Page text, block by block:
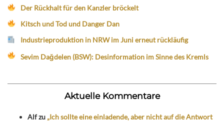
Der Rückhalt für den Kanzler bröckelt
Kitsch und Tod und Danger Dan
Industrieproduktion in NRW im Juni erneut rückläufig
Sevim Dağdelen (BSW): Desinformation im Sinne des Kremls
Aktuelle Kommentare
Alfzu „Ich sollte eine einladende, aber nicht auf die Antwort